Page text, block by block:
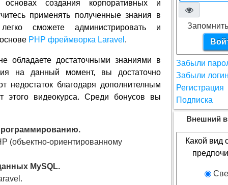
создания корпоративных и
применять полученные знания в
сможете администрировать и
PHP фреймворка Laravel .
обладаете достаточными знаниями в
на данный момент, вы достаточно
недостаток благодаря дополнителным
этого видеокурса. Среди бонусов вы
(объектно-ориентированному
MySQL.
Забыли
Забыли
Регистрация
Подписка
Внешний
Какой вид